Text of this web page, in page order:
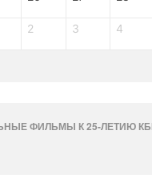
2 3 4
ФИЛЬМЫ К 25-ЛЕТИЮ